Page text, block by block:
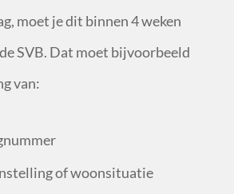
moet je dit binnen 4 weken
SVB. Dat moet bijvoorbeeld
van:
of woonsituatie